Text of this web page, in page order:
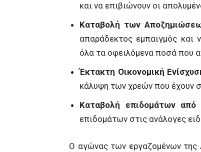
και να επιβιώνουν οι
Καταβολή των
απαράδεκτος εμπαιγμός και
όλα τα οφειλόμενα ποσά που
Έκτακτη Οικονομική
κάλυψη των χρεών που έχουν
Καταβολή επιδομάτων από
επιδομάτων στις ανάλογες
Ο αγώνας των εργαζομένων της